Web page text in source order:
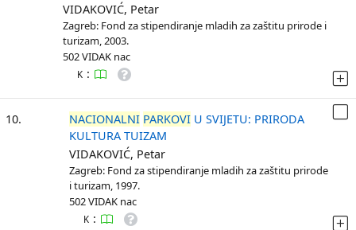
VIDAKOVIĆ, Petar
Zagreb: Fond za stipendiranje mladih za zaštitu prirode i
turizam, 2003.
502 VIDAK nac
K :
10. NACIONALNI PARKOVI U SVIJETU: PRIRODA
KULTURA TUIZAM
VIDAKOVIĆ, Petar
Zagreb: Fond za stipendiranje mladih za zaštitu prirode
i turizam, 1997.
502 VIDAK nac
K :